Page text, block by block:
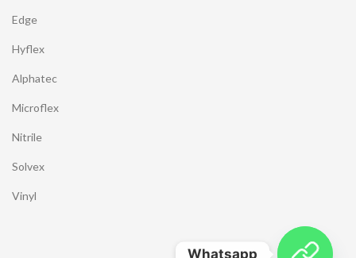
Edge
Hyflex
Alphatec
Microflex
Nitrile
Solvex
Vinyl
Whatsapp